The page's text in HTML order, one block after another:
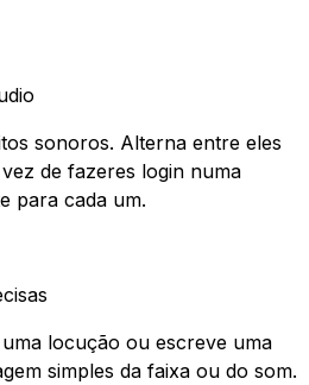
sonoros. Alterna entre eles
de fazeres login numa
para cada um.
locução ou escreve uma
simples da faixa ou do som.